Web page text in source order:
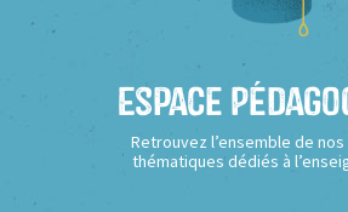
Espace
Retrouvez l’ensemble de
thématiques dédiés à